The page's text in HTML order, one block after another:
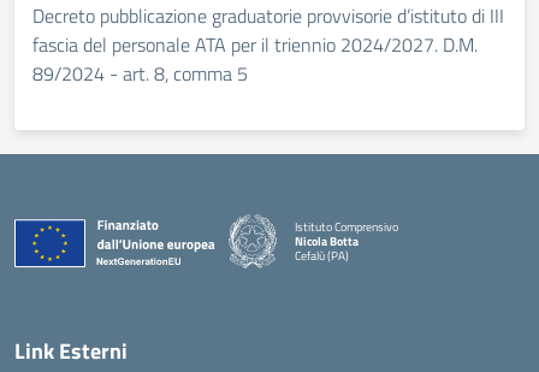
Decreto pubblicazione graduatorie provvisorie d’istituto di III
fascia del personale ATA per il triennio 2024/2027. D.M.
89/2024 - art. 8, comma 5
Istituto Comprensivo
Nicola Botta
Cefalù (PA)
Link Esterni